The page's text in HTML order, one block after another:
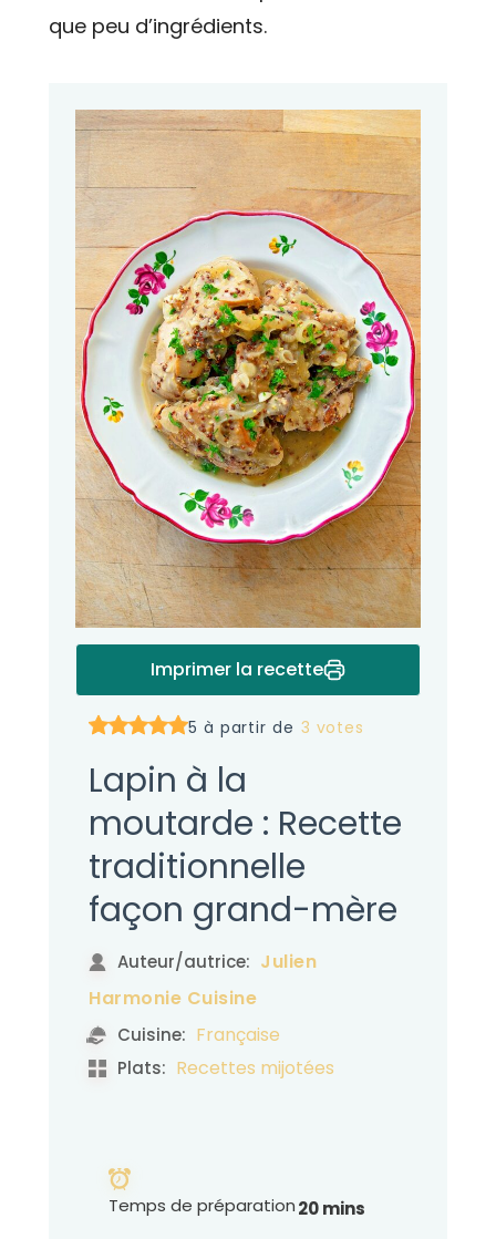
que peu d’ingrédients.
Imprimer la recette
5 à partir de 3 votes
Lapin à la
moutarde : Recette
traditionnelle
façon grand-mère
Auteur/autrice: Julien
Harmonie Cuisine
Cuisine: Française
Plats: Recettes mijotées
Temps de préparation20 mins